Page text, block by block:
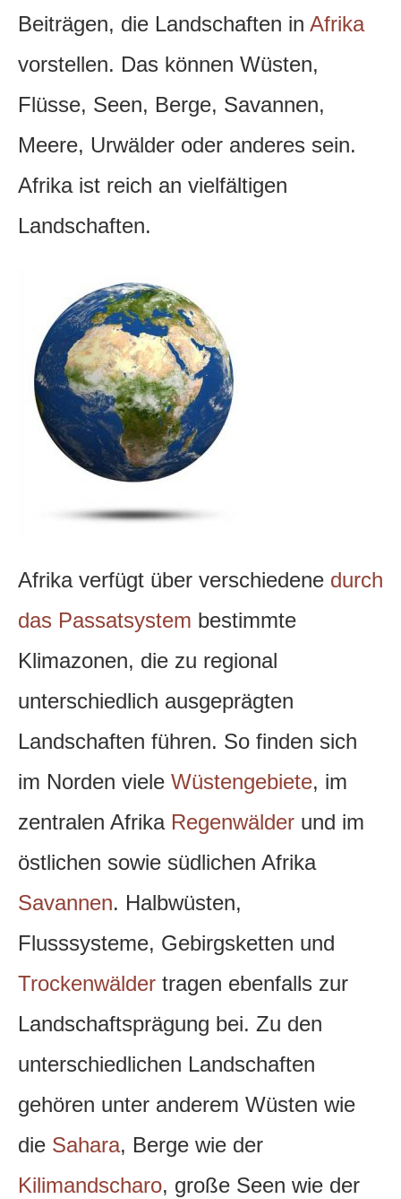
Beiträgen, die Landschaften in Afrika
vorstellen. Das können Wüsten,
Flüsse, Seen, Berge, Savannen,
Meere, Urwälder oder anderes sein.
Afrika ist reich an vielfältigen
Landschaften.
Afrika verfügt über verschiedene durch
das Passatsystem bestimmte
Klimazonen, die zu regional
unterschiedlich ausgeprägten
Landschaften führen. So finden sich
im Norden viele Wüstengebiete, im
zentralen Afrika Regenwälder und im
östlichen sowie südlichen Afrika
Savannen. Halbwüsten,
Flusssysteme, Gebirgsketten und
Trockenwälder tragen ebenfalls zur
Landschaftsprägung bei. Zu den
unterschiedlichen Landschaften
gehören unter anderem Wüsten wie
die Sahara, Berge wie der
Kilimandscharo, große Seen wie der